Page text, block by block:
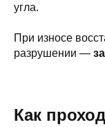
угла.
При износе
разрушении —
Как